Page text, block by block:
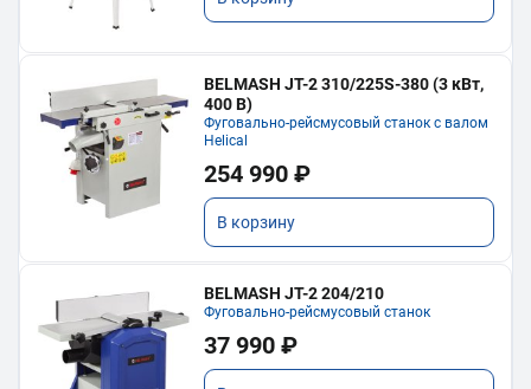
BELMASH JT-2 310/225S-380 (3 кВт,
400 В)
Фуговально-рейсмусовый станок с валом
Helical
254 990 ₽
В корзину
BELMASH JT-2 204/210
Фуговально-рейсмусовый станок
37 990 ₽